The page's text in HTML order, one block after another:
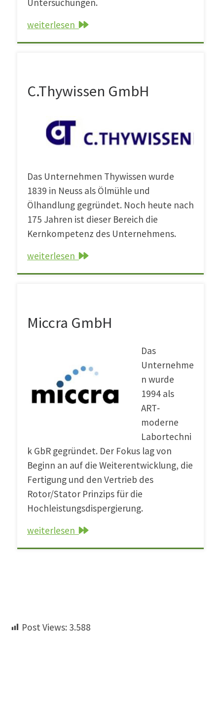
weiterlesen
C.Thywissen GmbH
Das Unternehmen Thywissen wurde
1839 in Neuss als Ölmühle und
Ölhandlung gegründet. Noch heute nach
175 Jahren ist dieser Bereich die
Kernkompetenz des Unternehmens.
weiterlesen
Miccra GmbH
Das
Unternehme
n wurde
1994 als
ART‐
moderne
Labortechni
k GbR gegründet. Der Fokus lag von
Beginn an auf die Weiterentwicklung, die
Fertigung und den Vertrieb des
Rotor/Stator Prinzips für die
Hochleistungsdispergierung.
weiterlesen
Post Views: 3.588